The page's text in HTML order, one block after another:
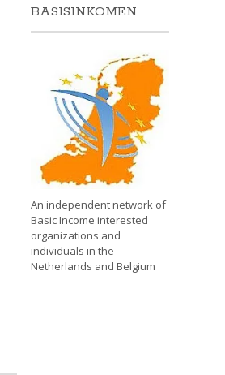
BASISINKOMEN
An independent network of
Basic Income interested
organizations and
individuals in the
Netherlands and Belgium